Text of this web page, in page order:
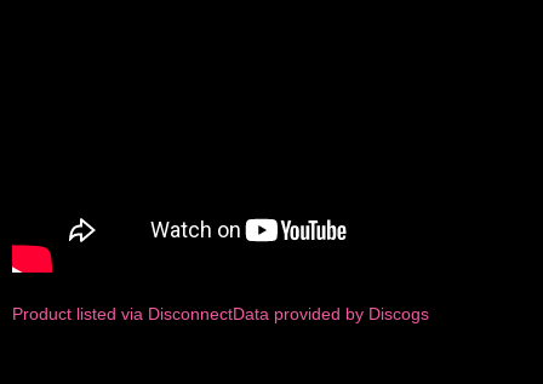
Product listed via DisconnectData provided by Discogs